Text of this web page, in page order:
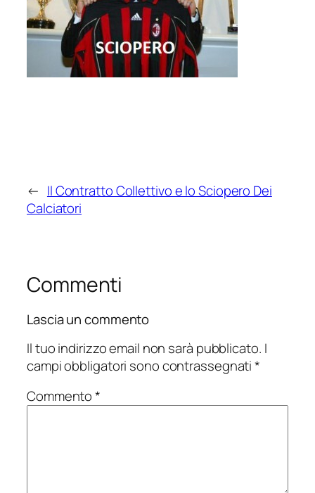
← Il Contratto Collettivo e lo Sciopero Dei
Calciatori
Commenti
Lascia un commento
Il tuo indirizzo email non sarà pubblicato. I
campi obbligatori sono contrassegnati*
Commento*